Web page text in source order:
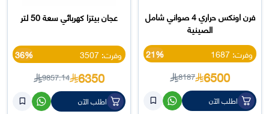
فرن اونكس حراري 4 صواني شامل
الصينية
وفرت: 1687
21%
6500
8187
اطلب الآن
عجان بيتزا كهربائي سعة 50 لتر
وفرت: 3507 36%
6350
9857.14
اطلب الآن